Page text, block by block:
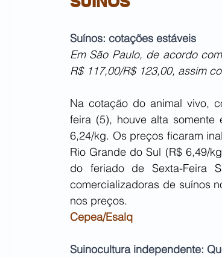
Suínos: cotações estáveis
Em São Paulo, de acordo
R$ 117,00/R$ 123,00, assim
Na cotação do animal vivo,
feira (5), houve alta
6,24/kg. Os preços ficaram
Rio Grande do Sul (R$ 6,49/
do feriado de Sexta-Feira
comercializadoras de suínos
nos preços.
Cepea/Esalq
Suinocultura independente: